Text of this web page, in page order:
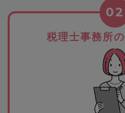
税理士事務所
02